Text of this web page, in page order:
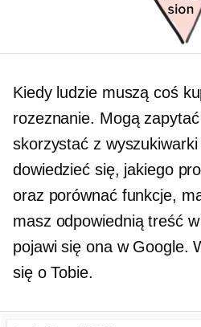
Kiedy ludzie muszą coś
rozeznanie. Mogą
skorzystać z
dowiedzieć się, jakiego
oraz porównać funkcje,
masz odpowiednią treść
pojawi się ona w Google.
się o Tobie.